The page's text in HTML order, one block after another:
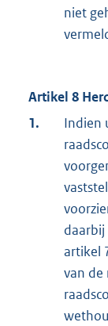
niet
Artikel 8
1.
Indien
artikel
van de